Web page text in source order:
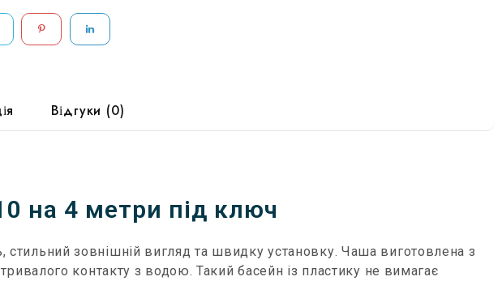
Відгуки (0)
на 4 метри під ключ
стильний зовнішній вигляд та швидку установку. Чаша виготовлена ​​з
контакту з водою. Такий басейн із пластику не вимагає